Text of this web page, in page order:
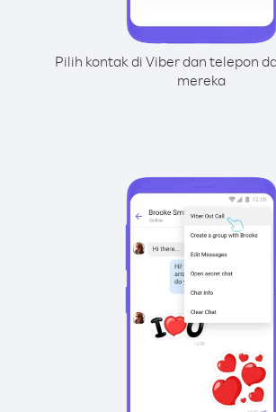
Pilih kontak di Viber dan telepon
mereka